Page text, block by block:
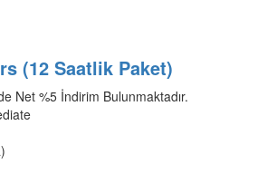
(12 Saatlik Paket)
Net %5 İndirim Bulunmaktadır.